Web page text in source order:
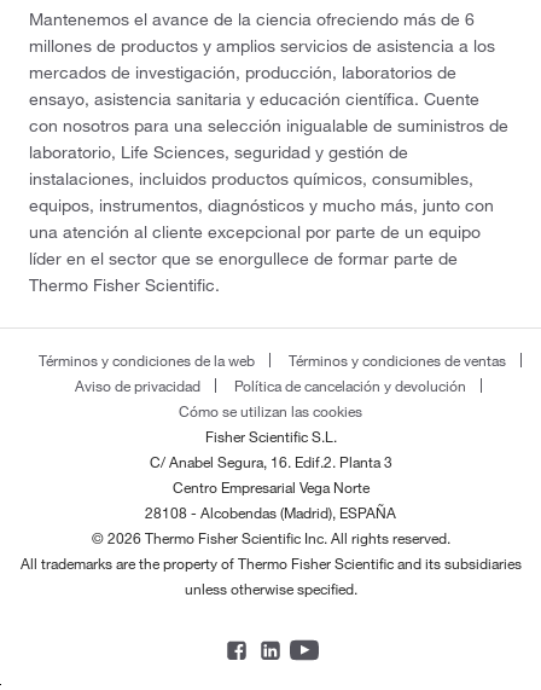
Mantenemos el avance de la ciencia ofreciendo más de 6
millones de productos y amplios servicios de asistencia a los
mercados de investigación, producción, laboratorios de
ensayo, asistencia sanitaria y educación científica. Cuente
con nosotros para una selección inigualable de suministros de
laboratorio, Life Sciences, seguridad y gestión de
instalaciones, incluidos productos químicos, consumibles,
equipos, instrumentos, diagnósticos y mucho más, junto con
una atención al cliente excepcional por parte de un equipo
líder en el sector que se enorgullece de formar parte de
Thermo Fisher Scientific.
Términos y condiciones de la web
Términos y condiciones de ventas
Aviso de privacidad
Política de cancelación y devolución
Cómo se utilizan las cookies
Fisher Scientific S.L.
C/ Anabel Segura, 16. Edif.2. Planta 3
Centro Empresarial Vega Norte
28108 - Alcobendas (Madrid), ESPAÑA
© 2026 Thermo Fisher Scientific Inc. All rights reserved.
All trademarks are the property of Thermo Fisher Scientific and its subsidiaries
unless otherwise specified.